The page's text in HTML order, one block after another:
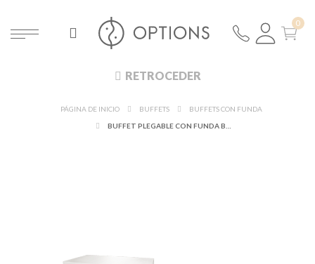
RETROCEDER
PÁGINA DE INICIO BUFFETS
BUFFETS CON FUNDA